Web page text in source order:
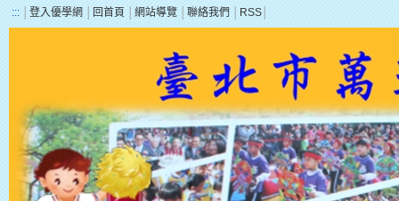
::: 登入優學網 回首頁 網站導覽 聯絡我們 RSS